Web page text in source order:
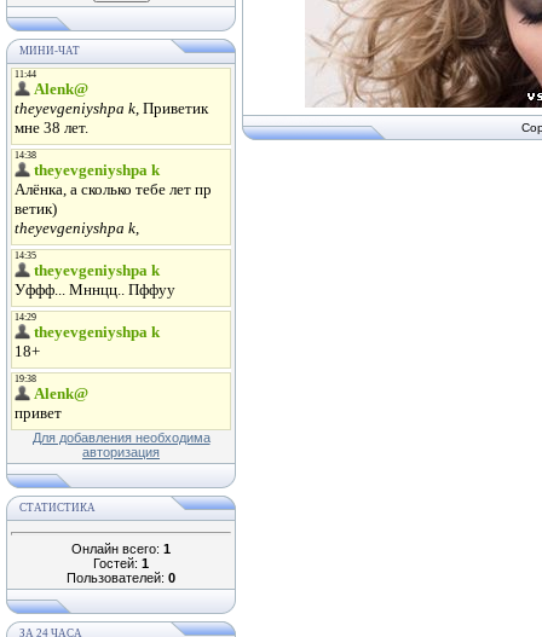
МИНИ-ЧАТ
Для добавления необходима
авторизация
СТАТИСТИКА
Онлайн всего: 1
Гостей: 1
Пользователей: 0
ЗА 24 ЧАСА